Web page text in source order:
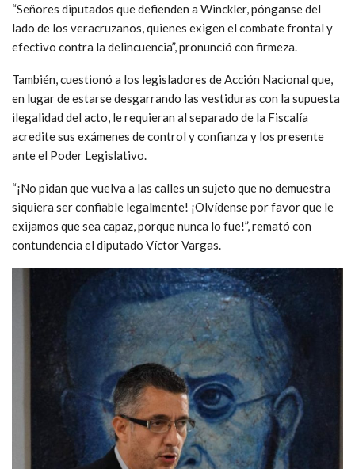
“Señores diputados que defienden a Winckler, pónganse del
lado de los veracruzanos, quienes exigen el combate frontal y
efectivo contra la delincuencia”, pronunció con firmeza.
También, cuestionó a los legisladores de Acción Nacional que,
en lugar de estarse desgarrando las vestiduras con la supuesta
ilegalidad del acto, le requieran al separado de la Fiscalía
acredite sus exámenes de control y confianza y los presente
ante el Poder Legislativo.
“¡No pidan que vuelva a las calles un sujeto que no demuestra
siquiera ser confiable legalmente! ¡Olvídense por favor que le
exijamos que sea capaz, porque nunca lo fue!”, remató con
contundencia el diputado Víctor Vargas.